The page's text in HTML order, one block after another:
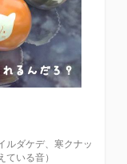
ルダケデ、寒クナッ
いる音）